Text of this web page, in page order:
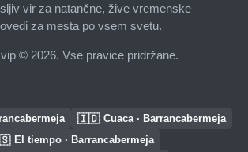
vir za natančne, žive vremenske
za mesta po vsem svetu.
© 2026. Vse pravice pridržane.
🇮🇩 Cuaca · Barrancabermeja
El tiempo · Barrancabermeja